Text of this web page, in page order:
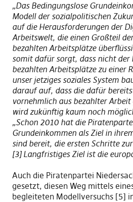
„Das Bedingungslose
Modell der sozialpolitischen
auf die Herausforderungen der
Arbeitswelt, die einen Großteil
bezahlten Arbeitsplätze
somit dafür sorgt, dass nicht der
bezahlten Arbeitsplätze zu einer
unser jetziges soziales System
darauf auf, dass die dafür
vornehmlich aus bezahlter
wird zukünftig kaum noch
„Schon 2010 hat die
Grundeinkommen als Ziel in
sind bereit, die ersten Schritte
[3] Langfristiges Ziel ist die
Auch die Piratenpartei
gesetzt, diesen Weg mittels
begleiteten Modellversuchs [5]